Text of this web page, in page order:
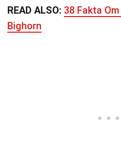
READ ALSO: 38 Fakta
Bighorn